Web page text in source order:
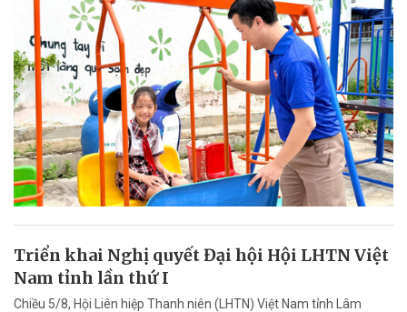
Triển khai Nghị quyết Đại hội Hội LHTN Việt
Nam tỉnh lần thứ I
Chiều 5/8, Hội Liên hiệp Thanh niên (LHTN) Việt Nam tỉnh Lâm